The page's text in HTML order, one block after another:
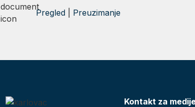
Pregled
Preuzimanje
Kontakt za